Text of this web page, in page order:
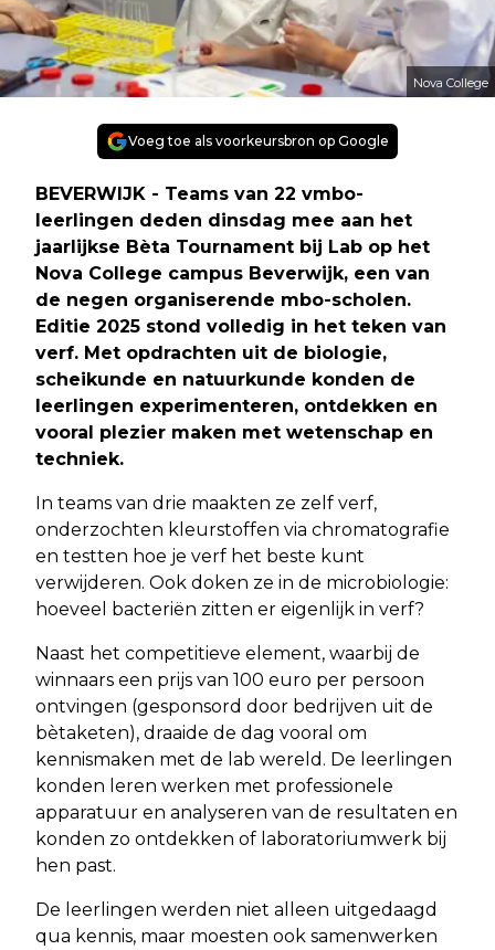
Nova College
Voeg toe als voorkeursbron op Google
BEVERWIJK - Teams van 22 vmbo-
leerlingen deden dinsdag mee aan het
jaarlijkse Bèta Tournament bij Lab op het
Nova College campus Beverwijk, een van
de negen organiserende mbo-scholen.
Editie 2025 stond volledig in het teken van
verf. Met opdrachten uit de biologie,
scheikunde en natuurkunde konden de
leerlingen experimenteren, ontdekken en
vooral plezier maken met wetenschap en
techniek.
In teams van drie maakten ze zelf verf,
onderzochten kleurstoffen via chromatografie
en testten hoe je verf het beste kunt
verwijderen. Ook doken ze in de microbiologie:
hoeveel bacteriën zitten er eigenlijk in verf?
Naast het competitieve element, waarbij de
winnaars een prijs van 100 euro per persoon
ontvingen (gesponsord door bedrijven uit de
bètaketen), draaide de dag vooral om
kennismaken met de lab wereld. De leerlingen
konden leren werken met professionele
apparatuur en analyseren van de resultaten en
konden zo ontdekken of laboratoriumwerk bij
hen past.
De leerlingen werden niet alleen uitgedaagd
qua kennis, maar moesten ook samenwerken